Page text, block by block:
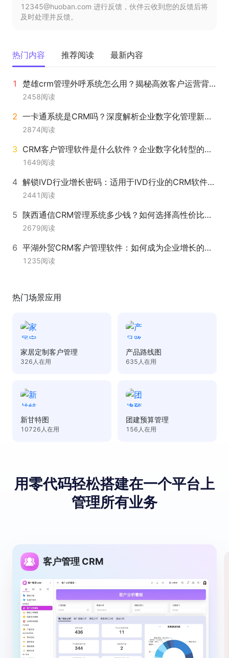
12345@huoban.com 进行反馈，伙伴云收到您的反馈后将
及时处理并反馈。
热门内容 推荐阅读 最新内容
楚雄crm管理外呼系统怎么用？揭秘高效客户运营背后的决策逻辑与落地路径
2458阅读
一卡通系统是CRM吗？深度解析企业数字化管理新路径
2874阅读
CRM客户管理软件是什么软件？企业数字化转型的利器
1649阅读
解锁IVD行业增长密码：适用于IVD行业的CRM软件如何重塑业务生态
2441 阅读
陕西通信CRM管理系统多少钱？如何选择高性价比的数字化伙伴
2679阅读
平湖外贸CRM客户管理软件：如何成为企业增长的战略引擎
1235阅读
热门场景应用
家居定制客户管理
326 人在用
产品路线图
635 人在用
新甘特图
10726 人在用
团建预算管理
156 人在用
用零代码轻松搭建在⼀个平台上
管理所有业务
客户管理 CRM